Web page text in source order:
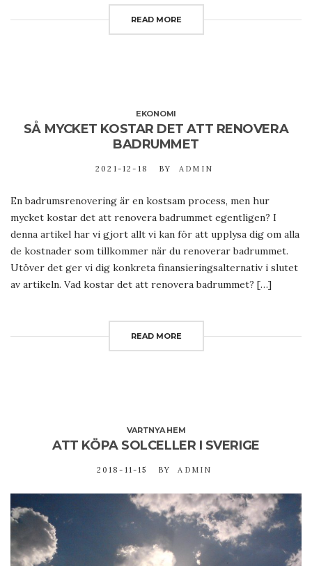
READ MORE
EKONOMI
SÅ MYCKET KOSTAR DET ATT RENOVERA
BADRUMMET
2021-12-18 BY ADMIN
En badrumsrenovering är en kostsam process, men hur
mycket kostar det att renovera badrummet egentligen? I
denna artikel har vi gjort allt vi kan för att upplysa dig om alla
de kostnader som tillkommer när du renoverar badrummet.
Utöver det ger vi dig konkreta finansieringsalternativ i slutet
av artikeln. Vad kostar det att renovera badrummet? […]
READ MORE
VARTNYA HEM
ATT KÖPA SOLCELLER I SVERIGE
2018-11-15 BY ADMIN